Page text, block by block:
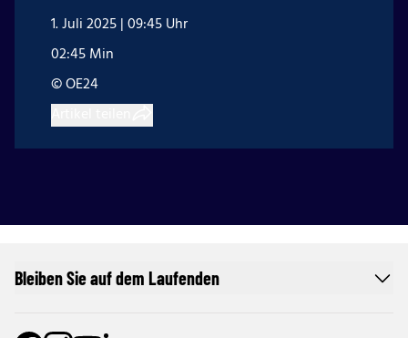
1. Juli 2025 | 09:45 Uhr
02:45 Min
© OE24
Bleiben Sie auf dem Laufenden